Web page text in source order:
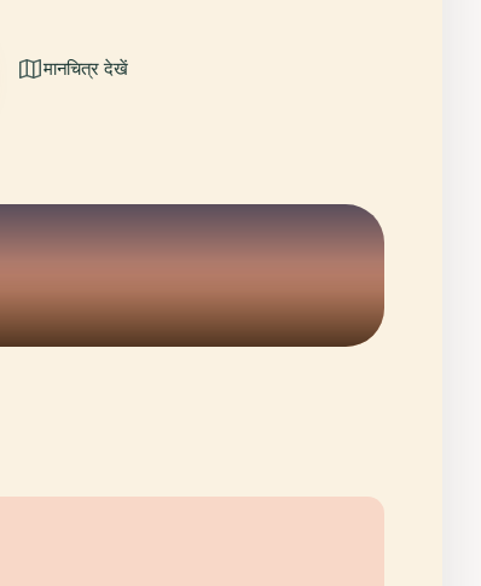
मानचित्र देखें